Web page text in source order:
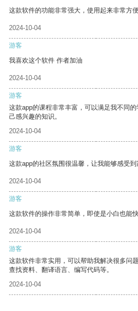
这款软件的功能非常强大，使用起来非常方便
2024-10-04
游客
我喜欢这个软件 作者加油
2024-10-04
游客
这款app的课程非常丰富，可以满足我不同
己感兴趣的知识。
2024-10-04
游客
这款app的社区氛围很温馨，让我能够感受到
2024-10-04
游客
这款软件的操作非常简单，即使是小白也能快
2024-10-04
游客
这款软件非常实用，可以帮助我解决很多问
查找资料、翻译语言、编写代码等。
2024-10-04